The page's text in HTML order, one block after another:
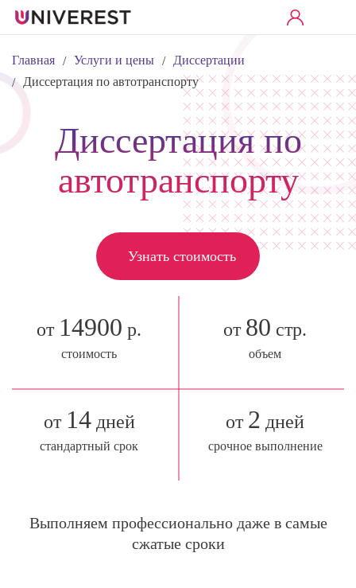
Главная / Услуги и цены /
Диссертации
/
Диссертация по автотранспорту
Диссертация по
автотранспорту
Узнать стоимость
от 14900 р.
стоимость
от 80 стр.
объем
от 14дней
стандартный срок
от 2 дней
срочное выполнение
Выполняем профессионально даже в самые
сжатые сроки